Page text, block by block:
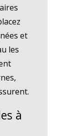
et
les
à